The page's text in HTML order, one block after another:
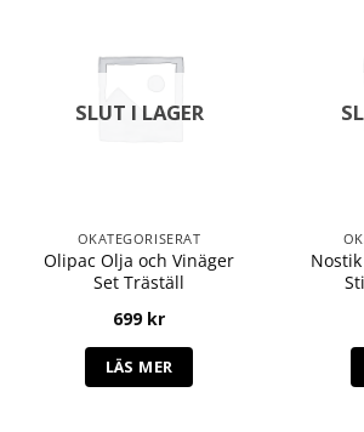
SLUT I LAGER
OKATEGORISERAT
Olipac Olja och Vinäger
Set Träställ
699 kr
LÄS MER